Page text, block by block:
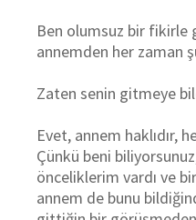
Ben olumsuz bir fikirle
annemden her zaman
Zaten senin gitmeye
Evet, annem haklıdır,
Çünkü beni
önceliklerim vardı ve
annem de bunu